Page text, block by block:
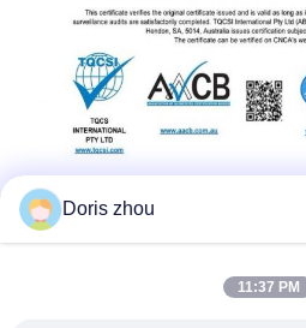
Doris zhou
11:37 PM